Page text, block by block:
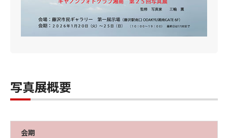
写真展概要
会期